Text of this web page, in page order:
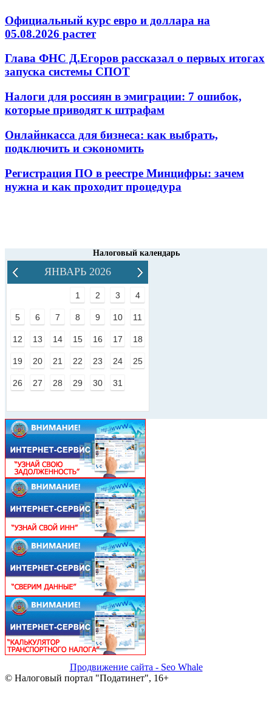
Официальный курс евро и доллара на
05.08.2026 растет
Глава ФНС Д.Егоров рассказал о первых итогах
запуска системы СПОТ
Налоги для россиян в эмиграции: 7 ошибок,
которые приводят к штрафам
Онлайнкасса для бизнеса: как выбрать,
подключить и сэкономить
Регистрация ПО в реестре Минцифры: зачем
нужна и как проходит процедура
Налоговый календарь
ЯНВАРЬ 2026
1 2 3 4
5 6 7 8 9 10 11
12 13 14 15 16 17 18
19 20 21 22 23 24 25
26 27 28 29 30 31
Продвижение сайта - Seo Whale
© Налоговый портал "Податинет", 16+